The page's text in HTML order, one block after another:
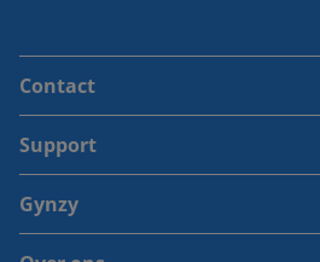
Contact
Support
Gynzy